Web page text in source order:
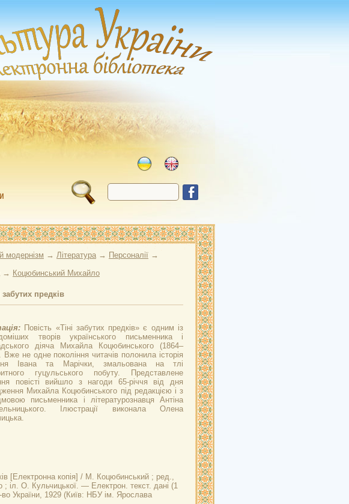
модернізм → Література → Персоналії →
→ Коцюбинський Михайло
забутих предків
Повість «Тіні забутих предків» є одним із
творів українського письменника і
діяча Михайла Коцюбинського (1864–
Вже не одне покоління читачів полонила історія
Івана та Марічки, змальована на тлі
гуцульського побуту. Представлене
повісті вийшло з нагоди 65-річчя від дня
Михайла Коцюбинського під редакцією і з
письменника і літературознавця Антіна
Ілюстрації виконала Олена
[Електронна копія] / М. Коцюбинський ; ред.,
іл. О. Кульчицької. — Електрон. текст. дані (1
України, 1929 (Київ: НБУ ім. Ярослава